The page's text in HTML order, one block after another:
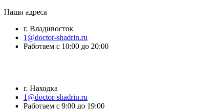
Наши адреса
г. Владивосток
1@doctor-shadrin.ru
Работаем с 10:00 до 20:00
г. Находка
1@doctor-shadrin.ru
Работаем с 9:00 до 19:00